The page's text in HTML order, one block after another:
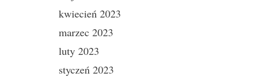
kwiecień 2023
marzec 2023
luty 2023
styczeń 2023